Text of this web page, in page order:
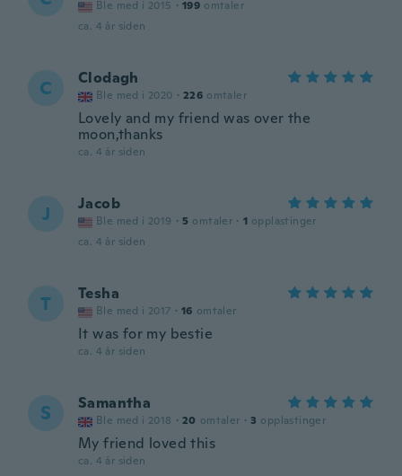
Ble med i 2015 · 199 omtaler
ca. 4 år siden
C Clodagh
Ble med i 2020 · 226 omtaler
Lovely and my friend was over the
moon,thanks
ca. 4 år siden
J Jacob
Ble med i 2019 · 5 omtaler · 1 opplastinger
ca. 4 år siden
T Tesha
Ble med i 2017 · 16 omtaler
It was for my bestie
ca. 4 år siden
S Samantha
Ble med i 2018 · 20 omtaler · 3 opplastinger
My friend loved this
ca. 4 år siden